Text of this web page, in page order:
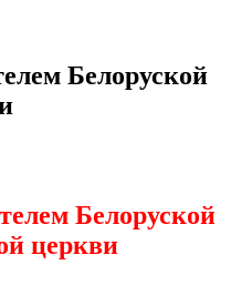
Белоруской
Белоруской
церкви